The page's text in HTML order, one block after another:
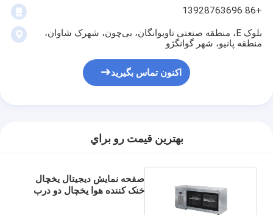
خط تولید نانوایی
مخلوط کننده آرد
هویج شکن تجاری
ضامن ساز نانوایی
+86 13928763696
بلوک E، منطقه صنعتی تاویوانگان، بی‌چون، شهرک شاوان،
منطقه پانیو، شهر گوانگژو
اکنون تماس بگیرید
بهترين قيمت رو براي
صفحه نمایش دیجیتال یخچال
خنک کننده هوا یخچال دو درب